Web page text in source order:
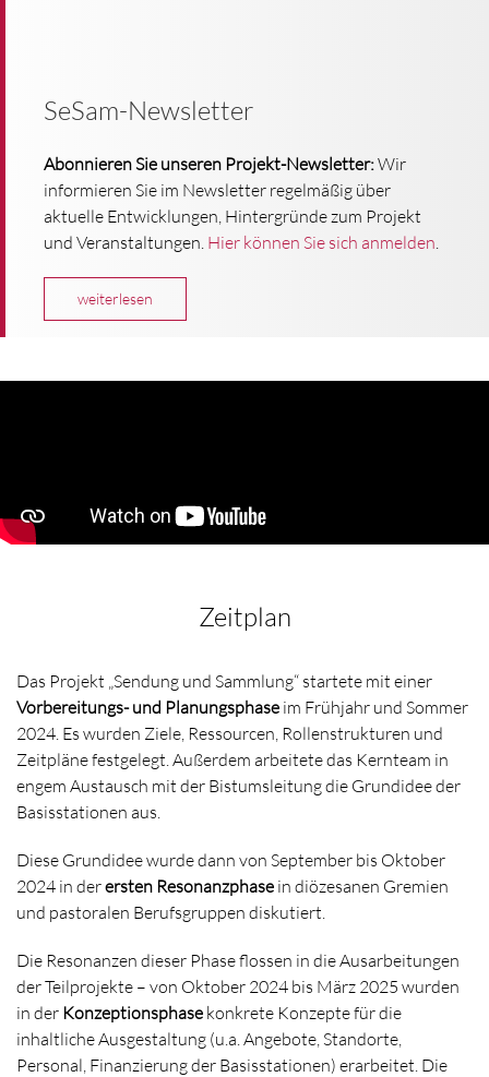
SeSam-Newsletter
Abonnieren Sie unseren Projekt-Newsletter:Wir
informieren Sie im Newsletter regelmäßig über
aktuelle Entwicklungen, Hintergründe zum Projekt
und Veranstaltungen. Hier können Sie sich anmelden
weiterlesen
Zeitplan
Das Projekt „Sendung und Sammlung“ startete mit einer
Vorbereitungs- und Planungsphase im Frühjahr und Sommer
2024. Es wurden Ziele, Ressourcen, Rollenstrukturen und
Zeitpläne festgelegt. Außerdem arbeitete das Kernteam in
engem Austausch mit der Bistumsleitung die Grundidee der
Basisstationen aus.
Diese Grundidee wurde dann von September bis Oktober
2024 in derersten Resonanzphase in diözesanen Gremien
und pastoralen Berufsgruppen diskutiert.
Die Resonanzen dieser Phase flossen in die Ausarbeitungen
der Teilprojekte – von Oktober 2024 bis März 2025 wurden
in der Konzeptionsphase konkrete Konzepte für die
inhaltliche Ausgestaltung (u.a. Angebote, Standorte,
Personal, Finanzierung der Basisstationen) erarbeitet. Die